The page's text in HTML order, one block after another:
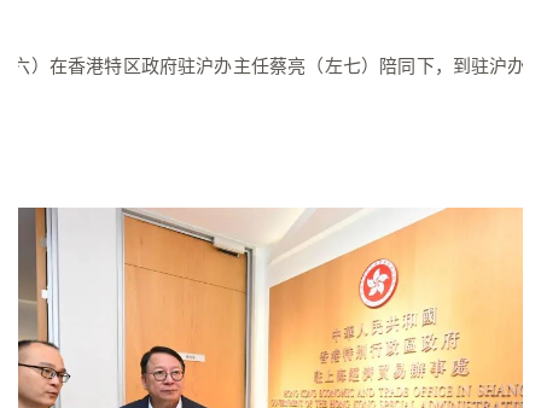
六）在香港特区政府驻沪办主任蔡亮（左七）陪同下，到驻沪办